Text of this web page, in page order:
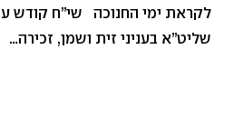
לקראת ימי החנוכה שי”ח קודש
שליט”א בעניני זית ושמן, זכירה…